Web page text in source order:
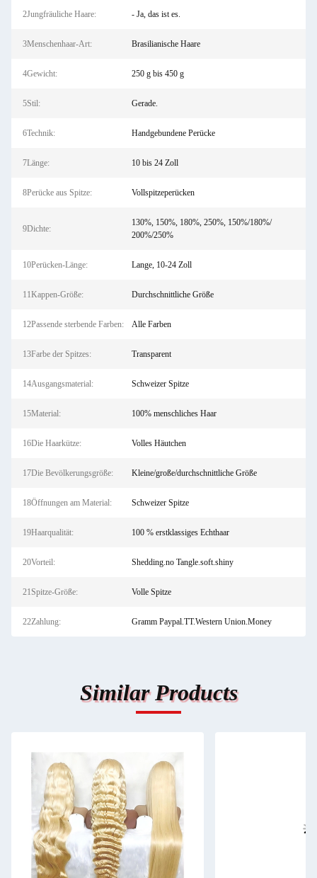
2Jungfräuliche Haare: - Ja, das ist es.
3Menschenhaar-Art: Brasilianische Haare
4Gewicht: 250 g bis 450 g
5Stil: Gerade.
6Technik: Handgebundene Perücke
7Länge: 10 bis 24 Zoll
8Perücke aus Spitze: Vollspitzeperücken
9Dichte:
130%, 150%, 180%, 250%, 150%/180%/
200%/250%
10Perücken-Länge: Lange, 10-24 Zoll
11Kappen-Größe: Durchschnittliche Größe
12Passende sterbende Farben: Alle Farben
13Farbe der Spitzes: Transparent
14Ausgangsmaterial: Schweizer Spitze
15Material: 100% menschliches Haar
16Die Haarkütze: Volles Häutchen
17Die Bevölkerungsgröße: Kleine/große/durchschnittliche Größe
18Öffnungen am Material: Schweizer Spitze
19Haarqualität: 100 % erstklassiges Echthaar
20Vorteil: Shedding.no Tangle.soft.shiny
21Spitze-Größe: Volle Spitze
22Zahlung: Gramm Paypal.TT.Western Union.Money
Similar Products